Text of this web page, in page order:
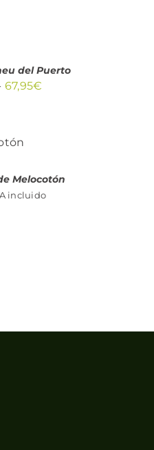
del Puerto
67,95€
hasta
67,95€
Melocotón
incluido